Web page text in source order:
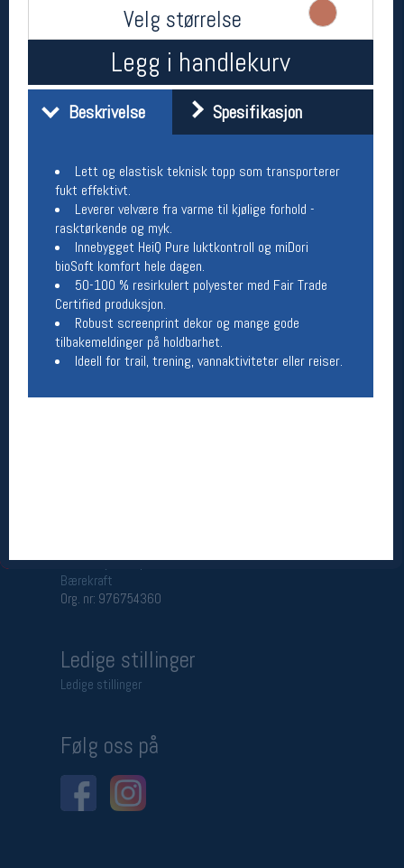
Velg størrelse
Legg i handlekurv
Beskrivelse Spesifikasjon
Lett og elastisk teknisk topp som transporterer
fukt effektivt.
Leverer velvære fra varme til kjølige forhold -
rasktørkende og myk.
Innebygget HeiQ Pure luktkontroll og miDori
bioSoft komfort hele dagen.
50-100 % resirkulert polyester med Fair Trade
Certified produksjon.
Robust screenprint dekor og mange gode
tilbakemeldinger på holdbarhet.
Ideell for trail, trening, vannaktiviteter eller reiser.
Kontakt oss
Åpningstider butikk
Man-Fredag:
11-18
Team Oslo Sportslager
Magasinet
Medlemstilbud og aktiviteter
MELD DEG INN GRATIS
Åpningstider verkstedet
Man-Fredag:
Lørdag:
11-16
Informasjonskapsler
Bærekraft
Org. nr: 976754360
Ledige stillinger
Ledige stillinger
Følg oss på